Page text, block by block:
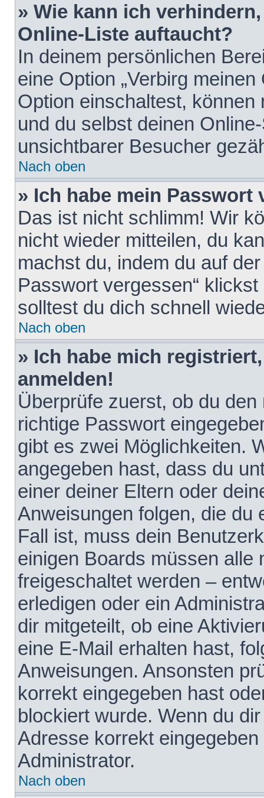
» Wie kann ich
Online-Liste auftaucht?
In deinem persönlichen
eine Option „Verbirg
Option einschaltest,
und du selbst deinen
unsichtbarer Besucher
Nach oben
» Ich habe mein Passwort
Das ist nicht schlimm! Wir
nicht wieder mitteilen, du
machst du, indem du auf
Passwort vergessen“
solltest du dich schnell
Nach oben
» Ich habe mich
anmelden!
Überprüfe zuerst, ob du
richtige Passwort
gibt es zwei Möglichkeiten.
angegeben hast, dass du
einer deiner Eltern oder
Anweisungen folgen, die du
Fall ist, muss dein
einigen Boards müssen alle
freigeschaltet werden –
erledigen oder ein
dir mitgeteilt, ob eine
eine E-Mail erhalten hast,
Anweisungen. Ansonsten
korrekt eingegeben hast
blockiert wurde. Wenn du
Adresse korrekt
Administrator.
Nach oben